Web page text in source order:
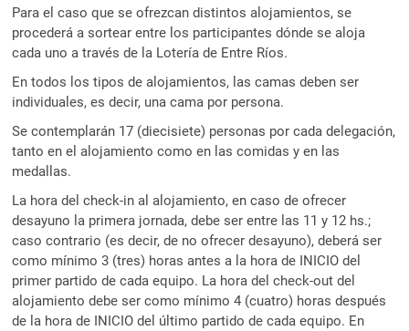
Para el caso que se ofrezcan distintos alojamientos, se
procederá a sortear entre los participantes dónde se aloja
cada uno a través de la Lotería de Entre Ríos.
En todos los tipos de alojamientos, las camas deben ser
individuales, es decir, una cama por persona.
Se contemplarán 17 (diecisiete) personas por cada delegación,
tanto en el alojamiento como en las comidas y en las
medallas.
La hora del check-in al alojamiento, en caso de ofrecer
desayuno la primera jornada, debe ser entre las 11 y 12 hs.;
caso contrario (es decir, de no ofrecer desayuno), deberá ser
como mínimo 3 (tres) horas antes a la hora de INICIO del
primer partido de cada equipo. La hora del check-out del
alojamiento debe ser como mínimo 4 (cuatro) horas después
de la hora de INICIO del último partido de cada equipo. En